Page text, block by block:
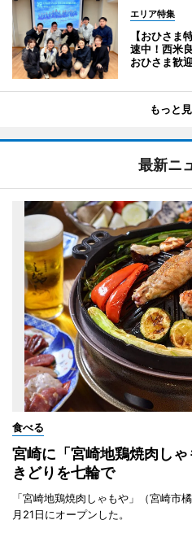
エリア特集
【おひさま
速中！西米
おひさま歓
もっと
最新ニ
食べる
宮崎に「宮崎地鶏焼肉し
きどりを七輪で
「宮崎地鶏焼肉しゃもや」（宮崎
月21日にオープンした。